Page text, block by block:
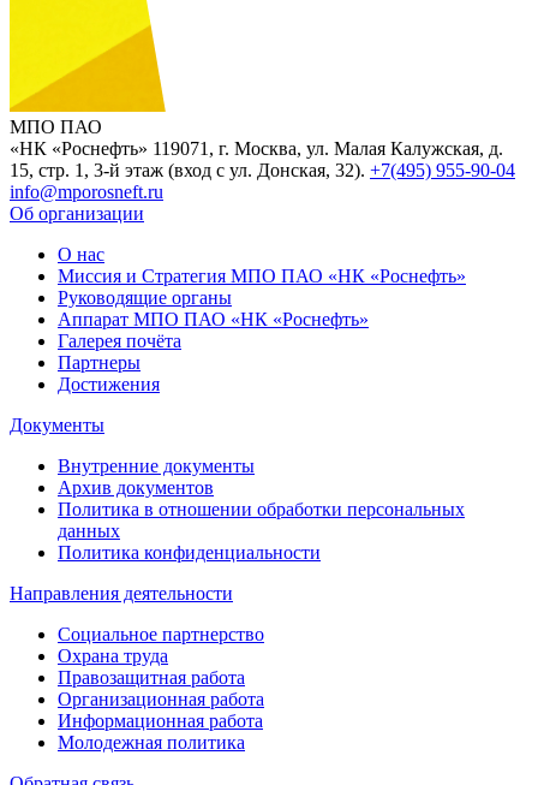
МПО ПАО
«НК «Роснефть» 119071, г. Москва, ул. Малая Калужская, д.
15, стр. 1, 3-й этаж (вход с ул. Донская, 32). +7(495) 955-90-04
info@mporosneft.ru
Об организации
О нас
Миссия и Стратегия МПО ПАО «НК «Роснефть»
Руководящие органы
Аппарат МПО ПАО «НК «Роснефть»
Галерея почёта
Партнеры
Достижения
Документы
Внутренние документы
Архив документов
Политика в отношении обработки персональных
данных
Политика конфиденциальности
Направления деятельности
Социальное партнерство
Охрана труда
Правозащитная работа
Организационная работа
Информационная работа
Молодежная политика